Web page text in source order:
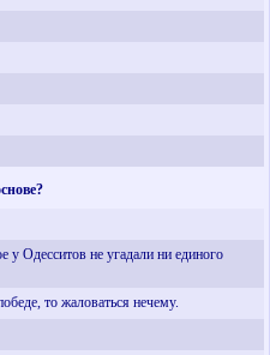
Одесситов не угадали ни единого
то жаловаться нечему.